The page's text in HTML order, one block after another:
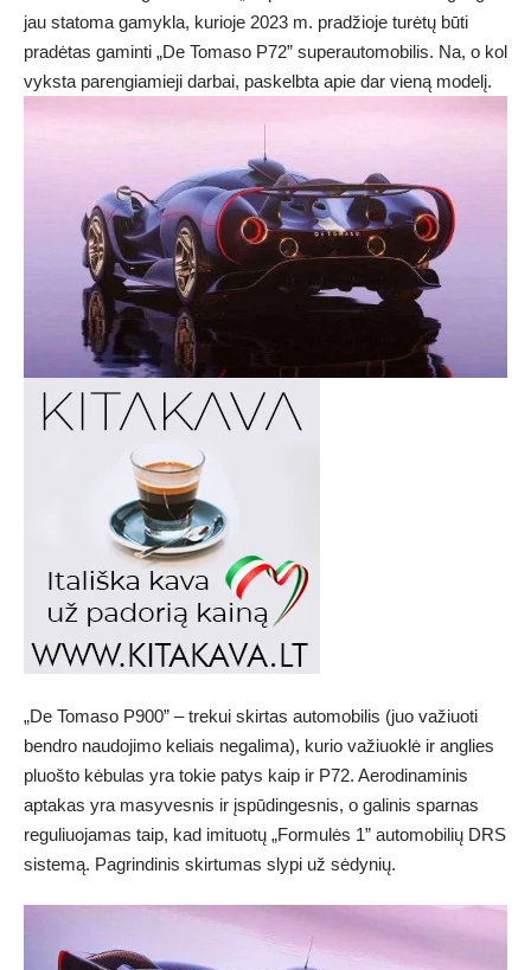
jau statoma gamykla, kurioje 2023 m. pradžioje turėtų būti
pradėtas gaminti „De Tomaso P72” superautomobilis. Na, o kol
vyksta parengiamieji darbai, paskelbta apie dar vieną modelį.
„De Tomaso P900” – trekui skirtas automobilis (juo važiuoti
bendro naudojimo keliais negalima), kurio važiuoklė ir anglies
pluošto kėbulas yra tokie patys kaip ir P72. Aerodinaminis
aptakas yra masyvesnis ir įspūdingesnis, o galinis sparnas
reguliuojamas taip, kad imituotų „Formulės 1” automobilių DRS
sistemą. Pagrindinis skirtumas slypi už sėdynių.